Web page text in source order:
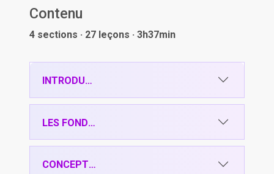
communication
concepts
Faire un appel unaire, qui pourrait bien
remplacer vos appels REST entre APIs
Contenu
4 sections · 27 leçons · 3h37min
INTRODUCTION
LES FONDAMENTAUX
CONCEPTS AVANCÉS